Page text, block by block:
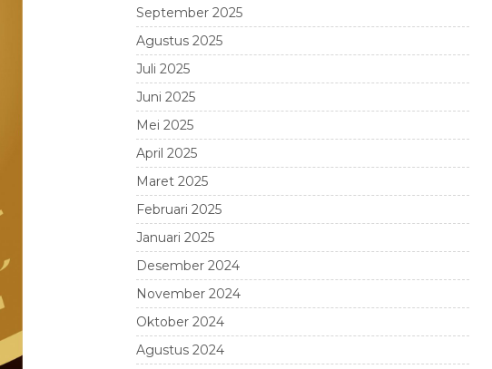
September 2025
Agustus 2025
Juli 2025
Juni 2025
Mei 2025
April 2025
Maret 2025
Februari 2025
Januari 2025
Desember 2024
November 2024
Oktober 2024
Agustus 2024